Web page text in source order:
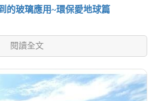
的玻璃應用~環保愛地球篇
閱讀全文